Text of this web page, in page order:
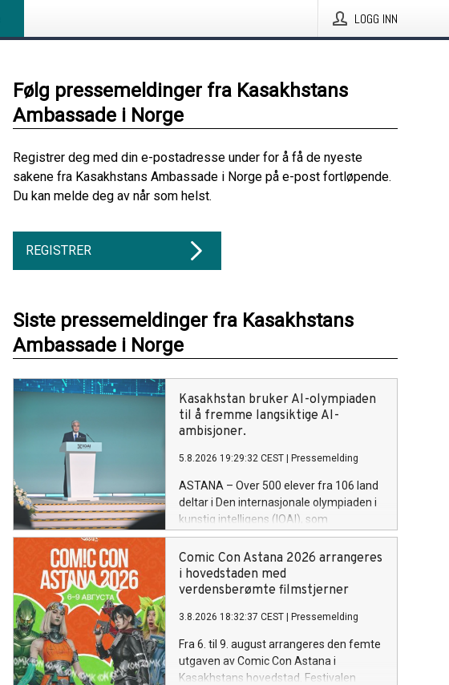
LOGG INN
Følg pressemeldinger fra Kasakhstans
Ambassade i Norge
Registrer deg med din e-postadresse under for å få de nyeste
sakene fra Kasakhstans Ambassade i Norge på e-post fortløpende.
Du kan melde deg av når som helst.
REGISTRER
Siste pressemeldinger fra Kasakhstans
Ambassade i Norge
Kasakhstan bruker AI-olympiaden
til å fremme langsiktige AI-
ambisjoner.
5.8.2026 19:29:32 CEST Pressemelding
ASTANA – Over 500 elever fra 106 land
deltar i Den internasjonale olympiaden i
kunstig intelligens (IOAI), som
arrangeres i Astana fra 2. til 8. august.
Vertskapet brukes av Kasakhstan til å
vise landets ambisjon om å bli en av
Eurasias ledende AI-økonomier.
Comic Con Astana 2026 arrangeres
i hovedstaden med
verdensberømte filmstjerner
3.8.2026 18:32:37 CEST Pressemelding
Fra 6. til 9. august arrangeres den femte
utgaven av Comic Con Astana i
Kasakhstans hovedstad. Festivalen